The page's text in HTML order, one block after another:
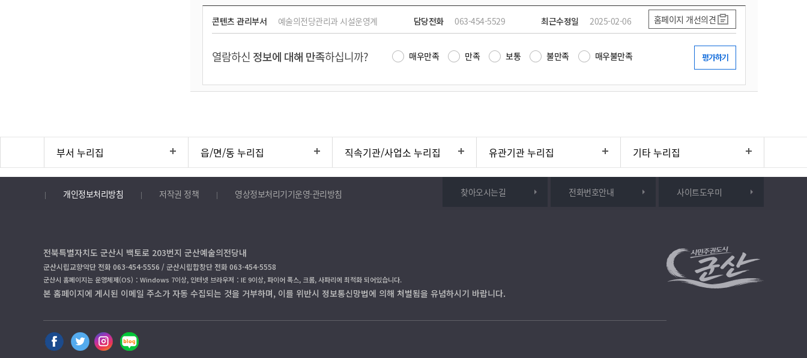
콘텐츠 관리부서 예술의전당관리과 시설운영계 담당전화 063-454-5529 최근수정일 2025-02-06 홈페이지 개선의견
열람하신 정보에 대해 만족하십니까? 매우만족 만족 보통 불만족 매우불만족
부서 누리집 읍/면/동 누리집 직속기관/사업소 누리집 유관기관 누리집 기타 누리집
개인정보처리방침 저작권 정책 영상정보처리기기운영·관리방침 찾아오시는길 전화번호안내 사이트도우미
전북특별자치도 군산시 백토로 203번지 군산예술의전당내
군산시립교향악단 전화 063-454-5556 / 군산시립합창단 전화 063-454-5558
군산시 홈페이지는 운영체제(OS)：Windows 7이상, 인터넷 브라우저：IE 9이상, 파이어 폭스, 크롬, 사파리에 최적화 되어있습니다.
본 홈페이지에 게시된 이메일 주소가 자동 수집되는 것을 거부하며, 이를 위반시 정보통신망법에 의해 처벌됨을 유념하시기 바랍니다.
페
이
트
위
인
스
블
로